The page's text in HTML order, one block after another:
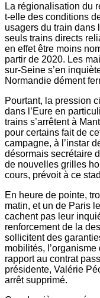
La régionalisation du
t-elle des conditions
usagers du train dans
seuls trains directs
en effet être moins
partir de 2020. Les
sur-Seine s’en
Normandie dément
Pourtant, la pression
dans l’Eure en
trains s’arrêtent à
pour certains fait de
campagne, à l’instar
désormais secrétaire
de nouvelles grilles
cours, prévoit à ce
En heure de pointe,
matin, et un de Paris
cachent pas leur
renforcement de la
sollicitent des
mobilités,
rapport au contrat
présidente, Valérie
arrêt supprimé.